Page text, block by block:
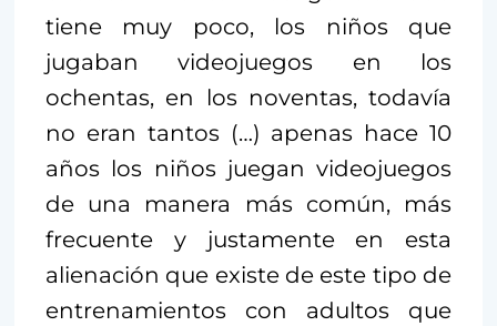
tiene muy poco, los niños que
jugaban videojuegos en los
ochentas, en los noventas, todavía
no eran tantos (…) apenas hace 10
años los niños juegan videojuegos
de una manera más común, más
frecuente y justamente en esta
alienación que existe de este tipo de
entrenamientos con adultos que